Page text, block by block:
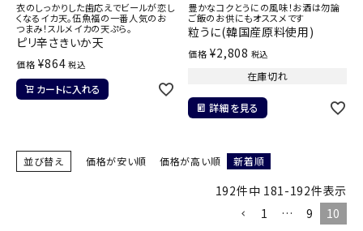
衣のしっかりした歯応えでビールが恋し
くなるイカ天。伍魚福の一番人気のお
つまみ！スルメイカの天ぷら。
ピリ辛さきいか天
価格 ¥864 税込
カートに入れる
豊かなコクとうにの風味！お酒は勿論
ご飯のお供にもオススメです
粒うに(韓国産原料使用)
価格 ¥2,808 税込
在庫切れ
詳細を見る
並び替え 価格が安い順 価格が高い順 新着順
192件中 181-192件表示
1
… 9 10